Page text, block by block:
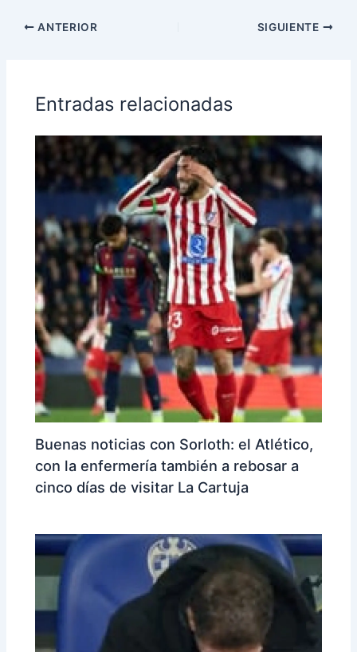
ANTERIOR SIGUIENTE
Entradas relacionadas
Buenas noticias con Sorloth: el Atlético,
con la enfermería también a rebosar a
cinco días de visitar La Cartuja